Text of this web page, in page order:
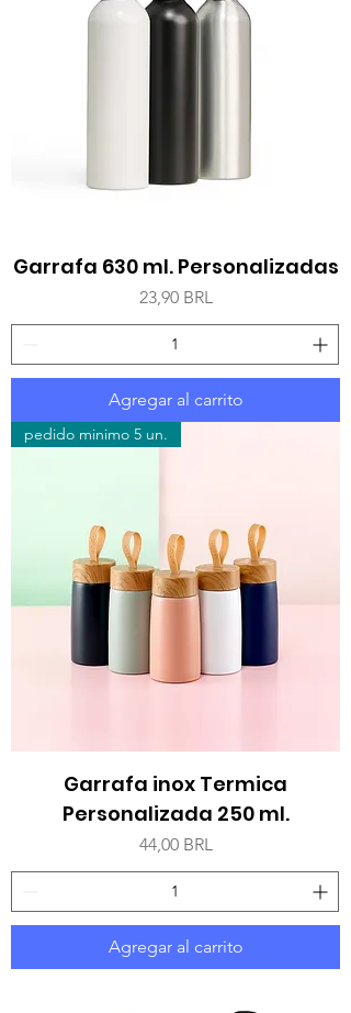
Garrafa 630 ml. Personalizadas
Precio
23,90 BRL
Agregar al carrito
pedido minimo 5 un.
Garrafa inox Termica
Personalizada 250 ml.
Precio
44,00 BRL
Agregar al carrito